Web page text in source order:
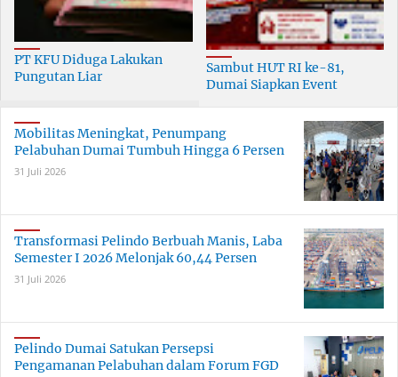
PT KFU Diduga Lakukan
Pungutan Liar
Dumai
Sambut HUT RI ke-81,
Dumai Siapkan Event
Mobilitas Meningkat, Penumpang
Pelabuhan Dumai Tumbuh Hingga 6 Persen
31 Juli 2026
Transformasi Pelindo Berbuah Manis, Laba
Semester I 2026 Melonjak 60,44 Persen
31 Juli 2026
Pelindo Dumai Satukan Persepsi
Pengamanan Pelabuhan dalam Forum FGD